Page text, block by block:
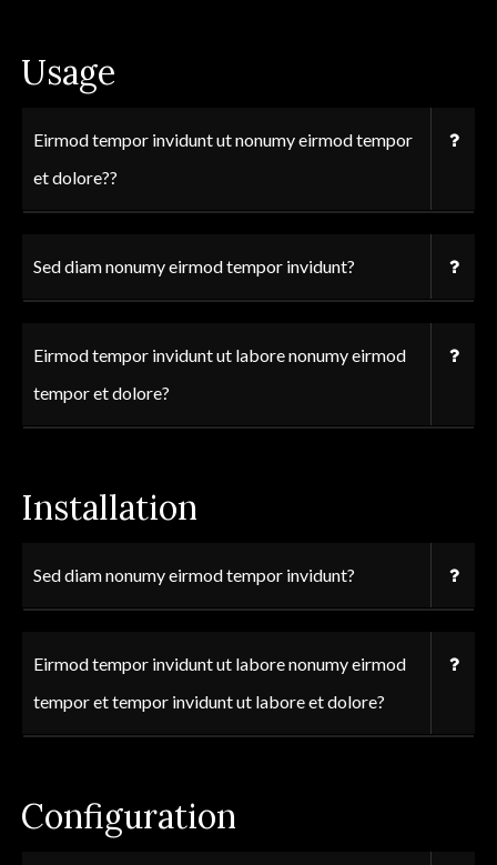
Usage
Eirmod tempor invidunt ut nonumy eirmod tempor
et dolore??
Sed diam nonumy eirmod tempor invidunt?
Eirmod tempor invidunt ut labore nonumy eirmod
tempor et dolore?
Installation
Sed diam nonumy eirmod tempor invidunt?
Eirmod tempor invidunt ut labore nonumy eirmod
tempor et tempor invidunt ut labore et dolore?
Configuration